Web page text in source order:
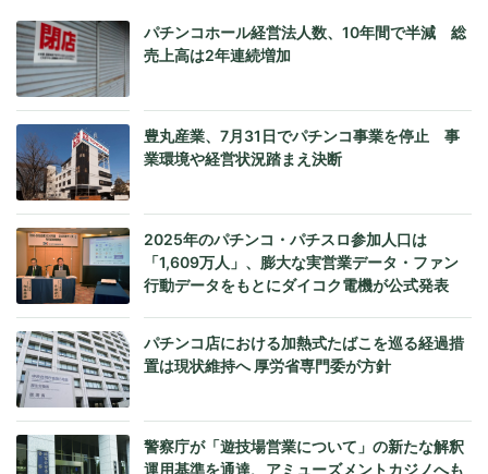
パチンコホール経営法人数、10年間で半減 総
売上高は2年連続増加
豊丸産業、7月31日でパチンコ事業を停止 事
業環境や経営状況踏まえ決断
2025年のパチンコ・パチスロ参加人口は
「1,609万人」、膨大な実営業データ・ファン
行動データをもとにダイコク電機が公式発表
パチンコ店における加熱式たばこを巡る経過措
置は現状維持へ 厚労省専門委が方針
警察庁が「遊技場営業について」の新たな解釈
運用基準を通達、アミューズメントカジノへも